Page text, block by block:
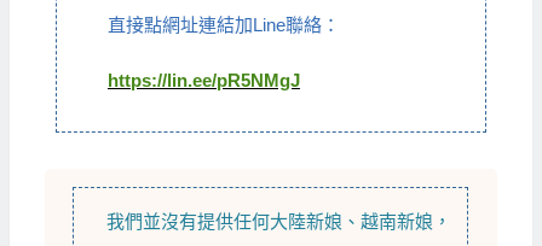
直接點網址連結加Line聯絡：
https://lin.ee/pR5NMgJ
我們並沒有提供任何大陸新娘 、越南新娘 ，